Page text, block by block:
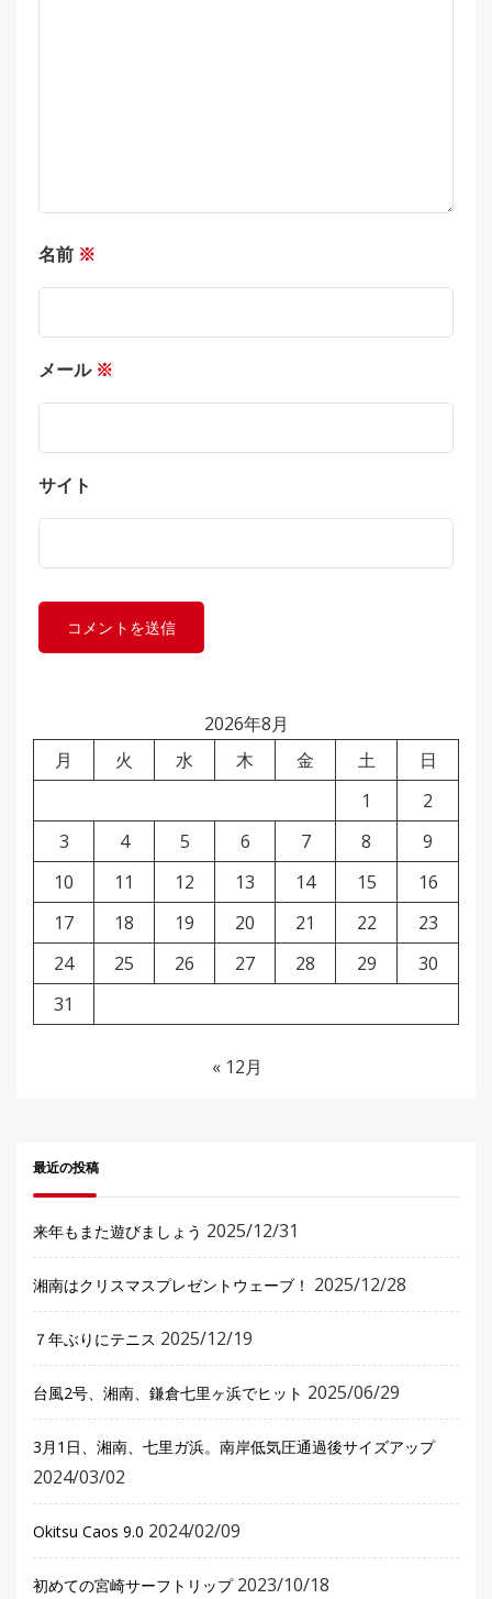
名前 ※
メール ※
サイト
2026年8月
月
火 水 木 金 土
日
1
2
3
4 5 6 7 8
9
10
11 12 13 14 15
16
17
18 19 20 21 22
23
24
25 26 27 28 29
30
31
« 12月
最近の投稿
来年もまた遊びましょう 2025/12/31
湘南はクリスマスプレゼントウェーブ！ 2025/12/28
７年ぶりにテニス 2025/12/19
台風2号、湘南、鎌倉七里ヶ浜でヒット 2025/06/29
3月1日、湘南、七里ガ浜。南岸低気圧通過後サイズアップ
2024/03/02
Okitsu Caos 9.0 2024/02/09
初めての宮崎サーフトリップ 2023/10/18